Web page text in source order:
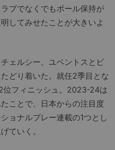
ブでなくでもボール保持が
してみせたことが大きいよ
ェルシー、ユベントスとビ
どり着いた。就任2季目とな
位フィニッシュ。2023-24は
ことで、日本からの注目度
ョナルプレー連載の1つとし
ていく。